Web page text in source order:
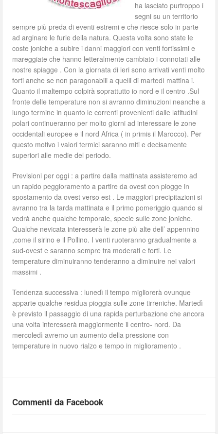
ha lasciato purtroppo i
segni su un territorio
sempre più preda di eventi estremi e che riesce solo in parte
ad arginare le furie della natura. Questa volta sono state le
coste joniche a subire i danni maggiori con venti fortissimi e
mareggiate che hanno letteralmente cambiato i connotati alle
nostre spiagge . Con la giornata di ieri sono arrivati venti molto
forti anche se non paragonabili a quelli di martedì mattina i.
Quanto il maltempo colpirà soprattutto io nord e il centro .Sul
fronte delle temperature non si avranno diminuzioni neanche a
lungo termine in quanto le correnti provenienti dalle latitudini
polari continueranno per molto giorni ad interessare le zone
occidentali europee e il nord Africa ( in primis il Marocco). Per
questo motivo i valori termici saranno miti e decisamente
superiori alle medie del periodo.
Previsioni per oggi : a partire dalla mattinata assisteremo ad
un rapido peggioramento a partire da ovest con piogge in
spostamento da ovest verso est . Le maggiori precipitazioni si
avranno tra la tarda mattinata e il primo pomeriggio quando si
vedrà anche qualche temporale, specie sulle zone joniche.
Qualche nevicata interesserà le zone più alte dell’ appennino
,come il sirino e il Pollino. I venti ruoteranno gradualmente a
sud-ovest e saranno sempre tra moderati e forti. Le
temperature diminuiranno tenderanno a diminuire nei valori
massimi .
Tendenza successiva : lunedì il tempo migliorerà ovunque
apparte qualche residua pioggia sulle zone tirreniche. Martedì
è previsto il passaggio di una rapida perturbazione che ancora
una volta interesserà maggiormente il centro- nord. Da
mercoledì avremo un aumento della pressione con
temperature in nuovo rialzo e tempo in miglioramento .
Commenti da Facebook